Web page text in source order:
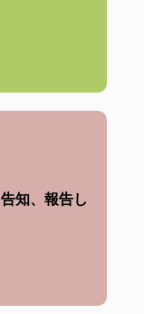
知、報告し